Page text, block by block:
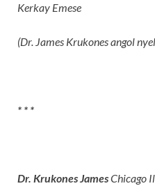
Kerkay Emese
(Dr. James Krukones angol
* * *
Dr. Krukones JamesChicago